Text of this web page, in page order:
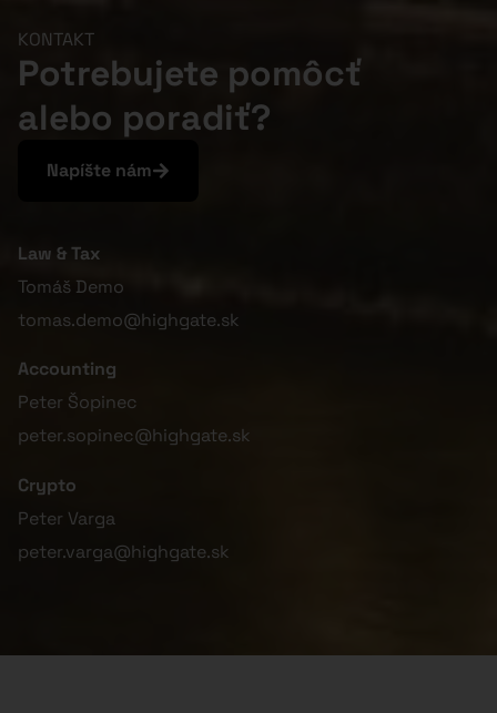
KONTAKT
Potrebujete pomôcť
alebo poradiť?
Napíšte nám
Law & Tax
Tomáš Demo
tomas.demo@highgate.sk
Accounting
Peter Šopinec
peter.sopinec@highgate.sk
Crypto
Peter Varga
peter.varga@highgate.sk